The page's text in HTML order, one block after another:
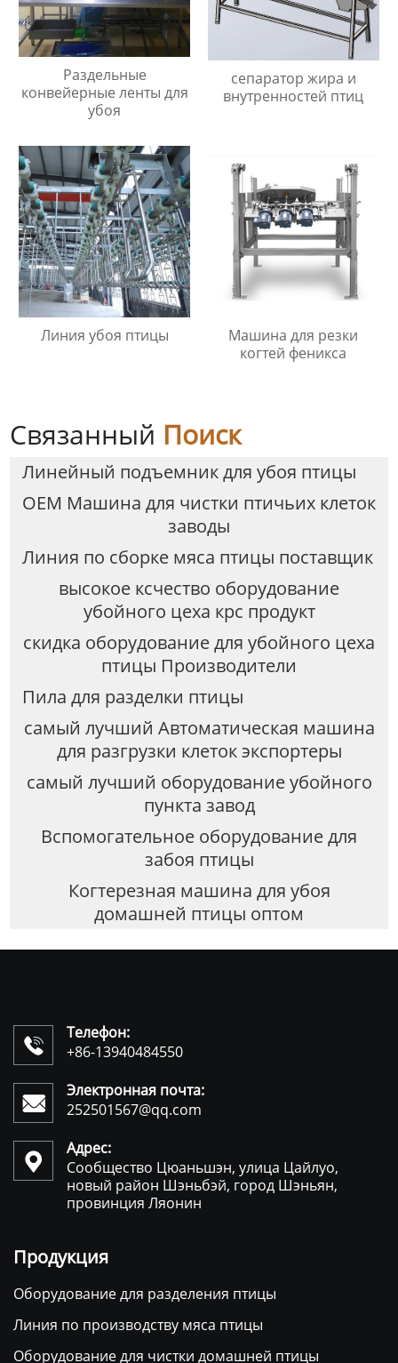
Раздельные
конвейерные ленты для
убоя
сепаратор жира и
внутренностей птиц
Линия убоя птицы
Машина для резки
когтей феникса
Связанный Поиск
Линейный подъемник для убоя птицы
OEM Машина для чистки птичьих клеток
заводы
Линия по сборке мяса птицы поставщик
высокое ксчество оборудование
убойного цеха крс продукт
скидка оборудование для убойного цеха
птицы Производители
Пила для разделки птицы
самый лучший Автоматическая машина
для разгрузки клеток экспортеры
самый лучший оборудование убойного
пункта завод
Вспомогательное оборудование для
забоя птицы
Когтерезная машина для убоя
домашней птицы оптом

Телефон:
+86-13940484550

Электронная почта:
252501567@qq.com

Адрес:
Сообщество Цюаньшэн, улица Цайлуо,
новый район Шэньбэй, город Шэньян,
провинция Ляонин
Продукция
Оборудование для разделения птицы
Линия по производству мяса птицы
Оборудование для чистки домашней птицы